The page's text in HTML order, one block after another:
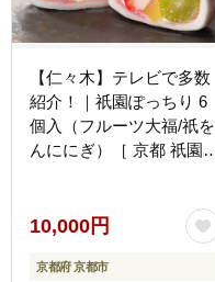
【仁々木】テレビで多数
紹介！｜祇園ぽっちり 6
個入（フルーツ大福/祇を
んににぎ）［ 京都 祇園
だもの おいしい 可愛い
いちご あまおう ぶどう
栗 ギフト プレゼント 贈
10,000円
京都府 京都市